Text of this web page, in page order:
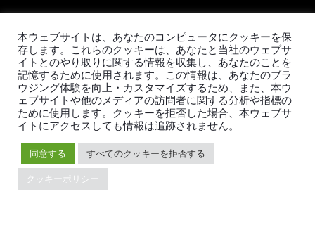
日本語
製品
TiDB
TiDB Cloud
TiDB Self-Managed
料金
エコシステム
移行ツール
TiKV
TiSpark
本ウェブサイトは、あなたのコンピュータにクッキーを保
存します。これらのクッキーは、あなたと当社のウェブサ
イトとのやり取りに関する情報を収集し、あなたのことを
記憶するために使用されます。この情報は、あなたのブラ
ウジング体験を向上・カスタマイズするため、また、本ウ
ェブサイトや他のメディアの訪問者に関する分析や指標の
ために使用します。クッキーを拒否した場合、本ウェブサ
イトにアクセスしても情報は追跡されません。
同意する すべてのクッキーを拒否する
クッキーポリシー